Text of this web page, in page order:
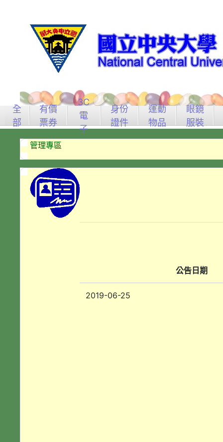
全
部
有價
票券
3C
電
子
身份
證件
運動
物品
眼鏡
服裝
管理專區
公告日期
2019-06-25